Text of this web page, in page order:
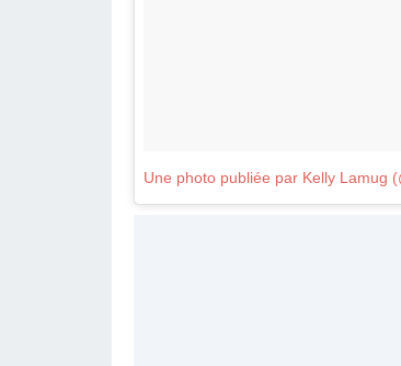
Une photo publiée par Kelly Lamug